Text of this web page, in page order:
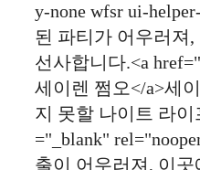
y-none wfsr ui-
된 파티가 어우러져
선사합니다.<a
세이렌 쩜오</a>세
지 못할 나이트 라이
="_blank"
출이 어우러져, 이